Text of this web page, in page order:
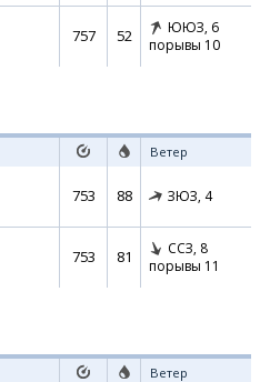
757 52 ЮЮЗ, 6
порывы 10
Ветер
753 88 ЗЮЗ, 4
753 81 ССЗ, 8
порывы 11
Ветер